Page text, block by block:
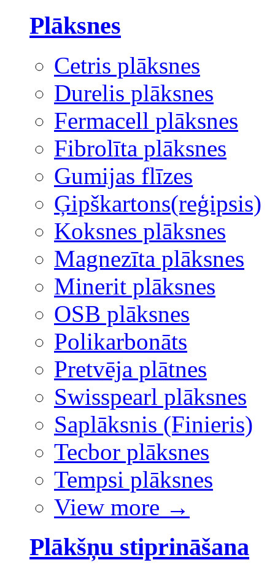
Plāksnes
Cetris plāksnes
Durelis plāksnes
Fermacell plāksnes
Fibrolīta plāksnes
Gumijas flīzes
Ģipškartons(reģipsis)
Koksnes plāksnes
Magnezīta plāksnes
Minerit plāksnes
OSB plāksnes
Polikarbonāts
Pretvēja plātnes
Swisspearl plāksnes
Saplāksnis (Finieris)
Tecbor plāksnes
Tempsi plāksnes
View more →
Plākšņu stiprināšana